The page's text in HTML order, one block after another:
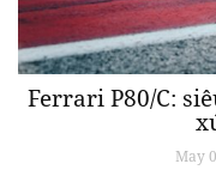
Ferrari P80/C:
May